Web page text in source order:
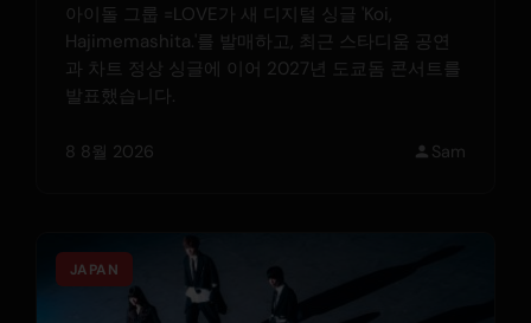
아이돌 그룹 =LOVE가 새 디지털 싱글 'Koi,
Hajimemashita.'를 발매하고, 최근 스타디움 공연
과 차트 정상 싱글에 이어 2027년 도쿄돔 콘서트를
발표했습니다.
8 8월 2026 Sam
JAPAN